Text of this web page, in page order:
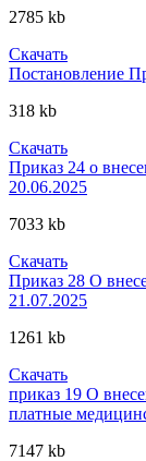
2785 kb
Скачать
Постановление
318 kb
Скачать
Приказ 24 о
20.06.2025
7033 kb
Скачать
Приказ 28 О
21.07.2025
1261 kb
Скачать
приказ 19 О
платные
7147 kb